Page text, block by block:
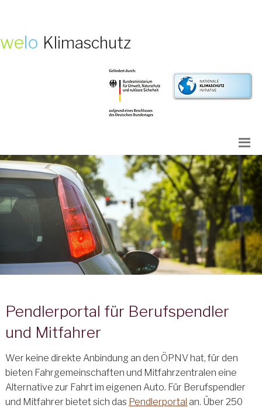
welo Klimaschutz
Pendlerportal für Berufspendler
und Mitfahrer
Wer keine direkte Anbindung an den ÖPNV hat, für den
bieten Fahrgemeinschaften und Mitfahrzentralen eine
Alternative zur Fahrt im eigenen Auto. Für Berufspendler
und Mitfahrer bietet sich das Pendlerportal an. Über 250